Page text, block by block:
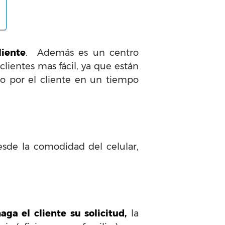
. Además es un centro
mas fácil, ya que están
por el cliente en un tiempo
la comodidad del celular,
el cliente su solicitud, la